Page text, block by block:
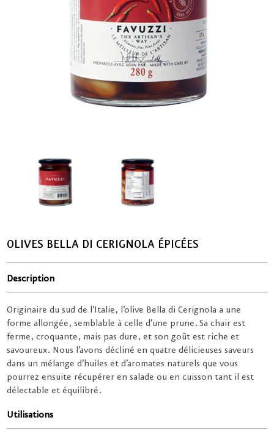
OLIVES BELLA DI CERIGNOLA ÉPICÉES
Description
Originaire du sud de l’Italie, l’olive Bella di Cerignola a une
forme allongée, semblable à celle d’une prune. Sa chair est
ferme, croquante, mais pas dure, et son goût est riche et
savoureux. Nous l’avons décliné en quatre délicieuses saveurs
dans un mélange d’huiles et d’aromates naturels que vous
pourrez ensuite récupérer en salade ou en cuisson tant il est
délectable et équilibré.
Utilisations